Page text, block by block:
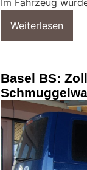
Weiterlesen
Basel BS: